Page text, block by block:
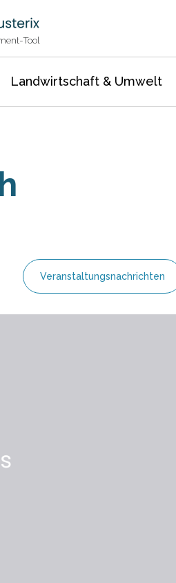
Tool
Landwirtschaft & Umwelt
Veranstaltungsnachrichten